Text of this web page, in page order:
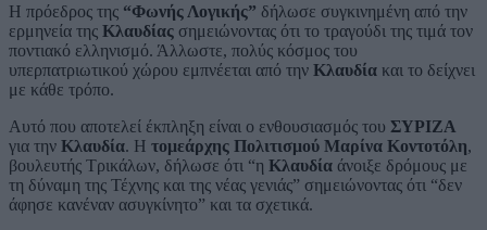
Η πρόεδρος της “Φωνής Λογικής” δήλωσε συγκινημένη από την
ερμηνεία της Κλαυδίας σημειώνοντας ότι το τραγούδι της τιμά τον
ποντιακό ελληνισμό. Άλλωστε, πολύς κόσμος του
υπερπατριωτικού χώρου εμπνέεται από την Κλαυδία και το δείχνει
με κάθε τρόπο.
Αυτό που αποτελεί έκπληξη είναι ο ενθουσιασμός του ΣΥΡΙΖΑ
για την Κλαυδία. Η τομεάρχης Πολιτισμού Μαρίνα Κοντοτόλη,
βουλευτής Τρικάλων, δήλωσε ότι “η Κλαυδία άνοιξε δρόμους με
τη δύναμη της Τέχνης και της νέας γενιάς” σημειώνοντας ότι “δεν
άφησε κανέναν ασυγκίνητο” και τα σχετικά.